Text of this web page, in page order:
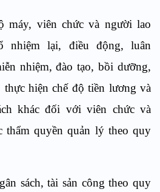
máy, viên chức và người lao
nhiệm lại, điều động, luân
nhiệm, đào tạo, bồi dưỡng,
hiện chế độ tiền lương và
khác đối với viên chức và
thẩm quyền quản lý theo quy
sách, tài sản công theo quy